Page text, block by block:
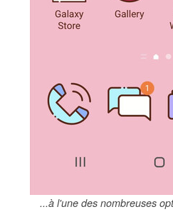
...à l'une des nombreuses